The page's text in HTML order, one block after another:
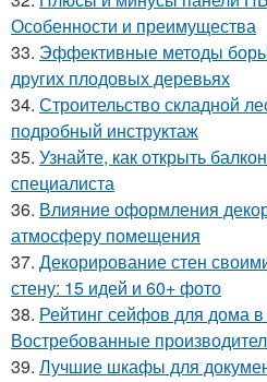
Особенности и преимущества
33. Эффективные методы
других плодовых деревьях
34. Строительство складной
подробный инструктаж
35. Узнайте, как открыть
специалиста
36. Влияние оформления
атмосферу помещения
37. Декорирование стен
стену: 15 идей и 60+ фото
38. Рейтинг сейфов для дома в
Востребованные
39. Лучшие шкафы для